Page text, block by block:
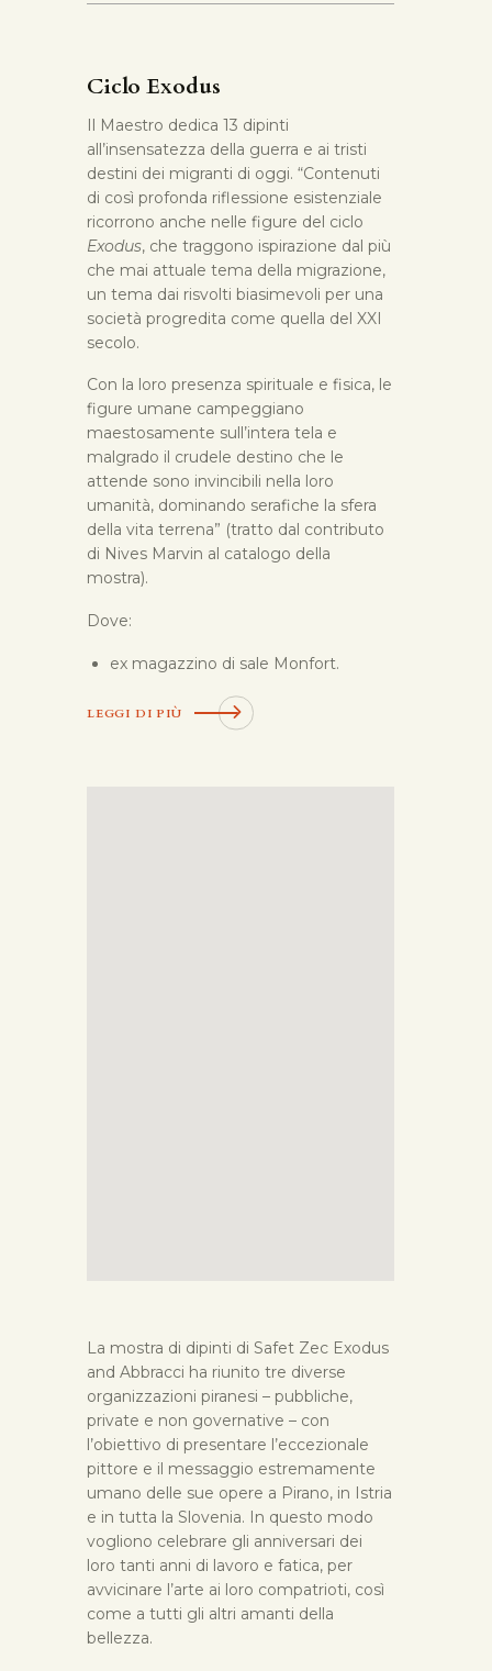
Ciclo Exodus
Il Maestro dedica 13 dipinti
all’insensatezza della guerra e ai tristi
destini dei migranti di oggi. “Contenuti
di così profonda riflessione esistenziale
ricorrono anche nelle figure del ciclo
Exodus, che traggono ispirazione dal più
che mai attuale tema della migrazione,
un tema dai risvolti biasimevoli per una
società progredita come quella del XXI
secolo.
Con la loro presenza spirituale e fisica, le
figure umane campeggiano
maestosamente sull’intera tela e
malgrado il crudele destino che le
attende sono invincibili nella loro
umanità, dominando serafiche la sfera
della vita terrena” (tratto dal contributo
di Nives Marvin al catalogo della
mostra).
Dove:
ex magazzino di sale Monfort.
LEGGI DI PIÙ
La mostra di dipinti di Safet Zec Exodus
and Abbracci ha riunito tre diverse
organizzazioni piranesi – pubbliche,
private e non governative – con
l’obiettivo di presentare l’eccezionale
pittore e il messaggio estremamente
umano delle sue opere a Pirano, in Istria
e in tutta la Slovenia. In questo modo
vogliono celebrare gli anniversari dei
loro tanti anni di lavoro e fatica, per
avvicinare l’arte ai loro compatrioti, così
come a tutti gli altri amanti della
bellezza.